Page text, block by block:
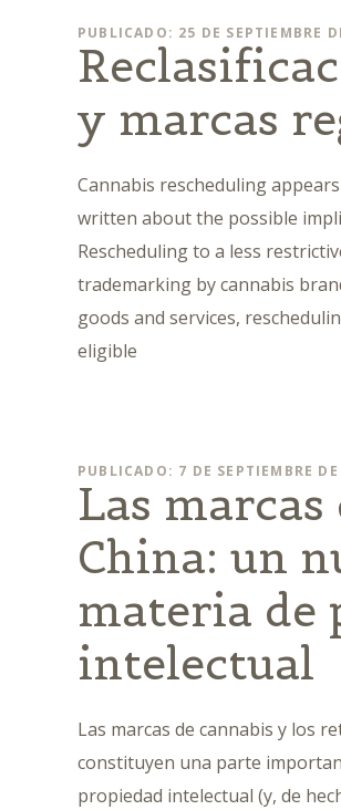
PUBLICADO: 25 DE SEPTIEMBRE
y marcas
Cannabis rescheduling
written about the possible
Rescheduling to a less
trademarking by cannabis
goods and services,
eligible
PUBLICADO: 7 DE SEPTIEMBRE
Las
China: un
materia de
intelectual
Las marcas de cannabis y los
constituyen una parte
propiedad intelectual (y, de